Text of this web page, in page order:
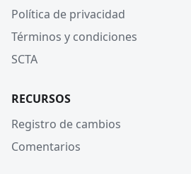
Política de privacidad
Términos y condiciones
SCTA
RECURSOS
Registro de cambios
Comentarios